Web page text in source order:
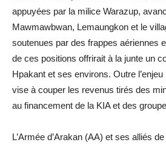
appuyées par la milice Warazup,
Mawmawbwan, Lemaungkon et le
soutenues par des frappes aériennes
de ces positions offrirait à la junte un
Hpakant et ses environs. Outre
vise à couper les revenus tirés des
au financement de la KIA et des
L’Armée d’Arakan (AA) et ses alliés